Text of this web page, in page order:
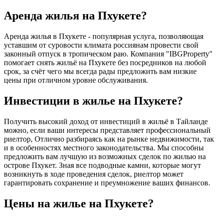
Аренда жилья на Пхукете?
Аренда жилья в Пхукете - популярная услуга, позволяющая
уставшим от суровости климата россиянам провести свой
законный отпуск в тропическом раю. Компания "IBGProperty"
помогает снять жильё на Пхукете без посредников на любой
срок, за счёт чего мы всегда рады предложить вам низкие
цены при отличном уровне обслуживания.
Инвестиции в жилье на Пхукете?
Получить высокий доход от инвестиций в жильё в Тайланде
можно, если ваши интересы представляет профессиональный
риелтор, Отлично разбираясь как на рынке недвижимости, так
и в особенностях местного законодательства. Мы способны
предложить вам лучшую из возможных сделок по жилью на
острове Пхукет. Зная все подводные камни, которые могут
возникнуть в ходе проведения сделок, риелтор может
гарантировать сохранение и преумножение ваших финансов.
Цены на жилье на Пхукете?